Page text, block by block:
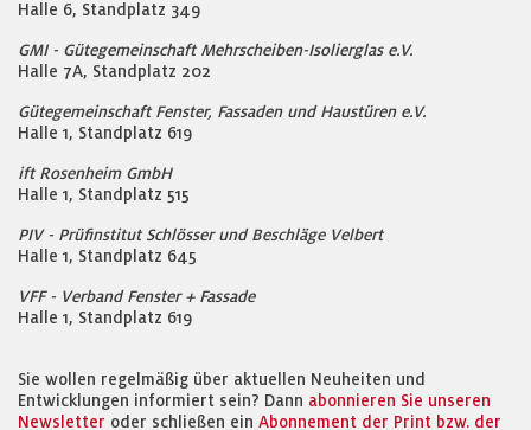
Halle 6, Standplatz 349
GMI - Gütegemeinschaft Mehrscheiben-Isolierglas e.V.
Halle 7A, Standplatz 202
Gütegemeinschaft Fenster, Fassaden und Haustüren e.V.
Halle 1, Standplatz 619
ift Rosenheim GmbH
Halle 1, Standplatz 515
PIV - Prüfinstitut Schlösser und Beschläge Velbert
Halle 1, Standplatz 645
VFF - Verband Fenster + Fassade
Halle 1, Standplatz 619
Sie wollen regelmäßig über aktuellen Neuheiten und
Entwicklungen informiert sein? Dann abonnieren Sie unseren
Newsletter oder schließen ein Abonnement der Print bzw. der